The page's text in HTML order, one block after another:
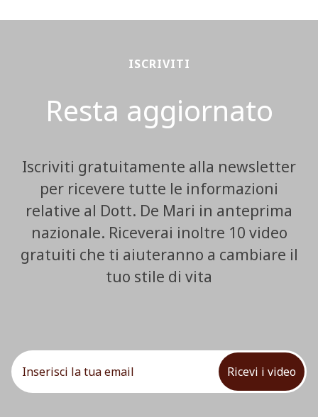
ISCRIVITI
Resta aggiornato
Iscriviti gratuitamente alla newsletter
per ricevere tutte le informazioni
relative al Dott. De Mari in anteprima
nazionale. Riceverai inoltre 10 video
gratuiti che ti aiuteranno a cambiare il
tuo stile di vita
Ricevi i video